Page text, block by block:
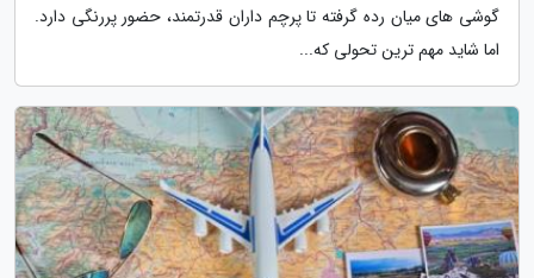
گوشی های میان رده گرفته تا پرچم داران قدرتمند، حضور پررنگی دارد.
اما شاید مهم ترین تحولی که...